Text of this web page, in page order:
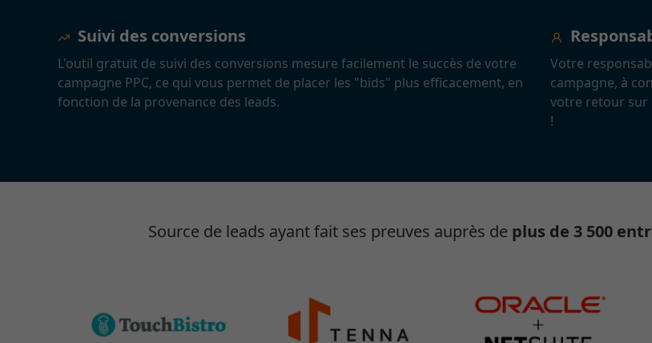
Suivi des conversions
L'outil gratuit de suivi des conversions mesure facilement le succès de votre
campagne PPC, ce qui vous permet de placer les "bids" plus efficacement, en
fonction de la provenance des leads.
Votre
campagne, à
votre retour sur
!
Source de leads ayant fait ses preuves auprès de plus de 3 500